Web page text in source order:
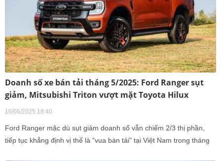
Doanh số xe bán tải tháng 5/2025: Ford Ranger sụt
giảm, Mitsubishi Triton vượt mặt Toyota Hilux
16/06/2025 18:40
Ford Ranger mặc dù sụt giảm doanh số vẫn chiếm 2/3 thị phần,
tiếp tục khẳng định vị thế là "vua bán tải" tại Việt Nam trong tháng